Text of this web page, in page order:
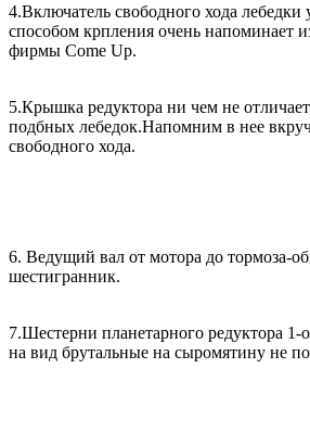
4.Включатель свободного хода лебедки
способом крпления очень напоминает
фирмы Come Up.
5.Крышка редуктора ни чем не
подбных лебедок.Напомним в нее
свободного хода.
6. Ведущий вал от мотора до тормоза-
шестигранник.
7.Шестерни планетарного редуктора 1-
на вид брутальные на сыромятину не